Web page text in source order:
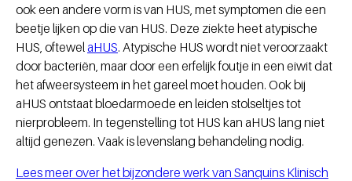
ook een andere vorm is van HUS, met symptomen die een
beetje lijken op die van HUS. Deze ziekte heet atypische
HUS, oftewel aHUS. Atypische HUS wordt niet veroorzaakt
door bacteriën, maar door een erfelijk foutje in een eiwit dat
het afweersysteem in het gareel moet houden. Ook bij
aHUS ontstaat bloedarmoede en leiden stolseltjes tot
nierprobleem. In tegenstelling tot HUS kan aHUS lang niet
altijd genezen. Vaak is levenslang behandeling nodig.
Lees meer over het bijzondere werk van Sanquins Klinisch